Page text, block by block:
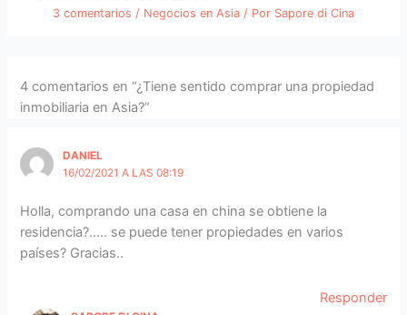
3 comentarios / Negocios en Asia / Por Sapore di Cina
4 comentarios en “¿Tiene sentido comprar una propiedad
inmobiliaria en Asia?”
DANIEL
16/02/2021 A LAS 08:19
Holla, comprando una casa en china se obtiene la
residencia?….. se puede tener propiedades en varios
países? Gracias..
Responder